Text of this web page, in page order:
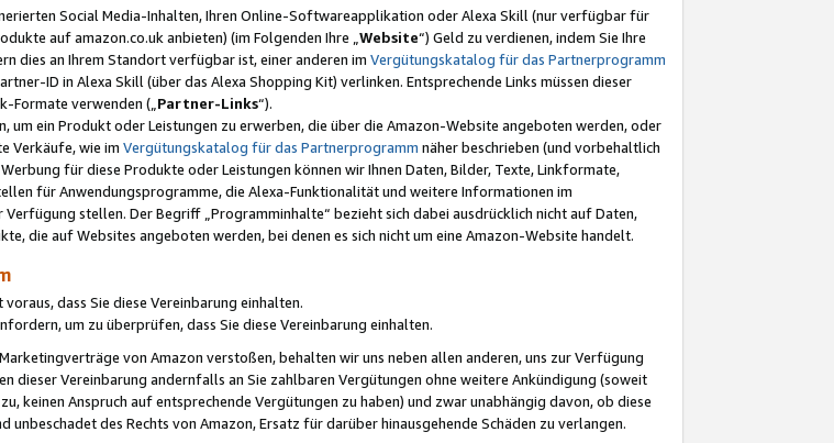
Social Media-Inhalten, Ihren Online-Softwareapplikation oder Alexa Skill (nur verfügbar für
auf amazon.co.uk anbieten) (im Folgenden Ihre „ Website“) Geld zu verdienen, indem Sie Ihre
dies an Ihrem Standort verfügbar ist, einer anderen im Vergütungskatalog für das Partnerprogramm
ID in Alexa Skill (über das Alexa Shopping Kit) verlinken. Entsprechende Links müssen dieser
Formate verwenden („ Partner-Links“).
um ein Produkt oder Leistungen zu erwerben, die über die Amazon-Website angeboten werden, oder
Verkäufe, wie im Vergütungskatalog für das Partnerprogramm näher beschrieben (und vorbehaltlich
für diese Produkte oder Leistungen können wir Ihnen Daten, Bilder, Texte, Linkformate,
für Anwendungsprogramme, die Alexa-Funktionalität und weitere Informationen im
Verfügung stellen. Der Begriff „Programminhalte“ bezieht sich dabei ausdrücklich nicht auf Daten,
die auf Websites angeboten werden, bei denen es sich nicht um eine Amazon-Website handelt.
dass Sie diese Vereinbarung einhalten.
um zu überprüfen, dass Sie diese Vereinbarung einhalten.
von Amazon verstoßen, behalten wir uns neben allen anderen, uns zur Verfügung
dieser Vereinbarung andernfalls an Sie zahlbaren Vergütungen ohne weitere Ankündigung (soweit
keinen Anspruch auf entsprechende Vergütungen zu haben) und zwar unabhängig davon, ob diese
des Rechts von Amazon, Ersatz für darüber hinausgehende Schäden zu verlangen.